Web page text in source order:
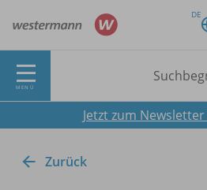
DE
MENÜ
Jetzt zum
Zurück